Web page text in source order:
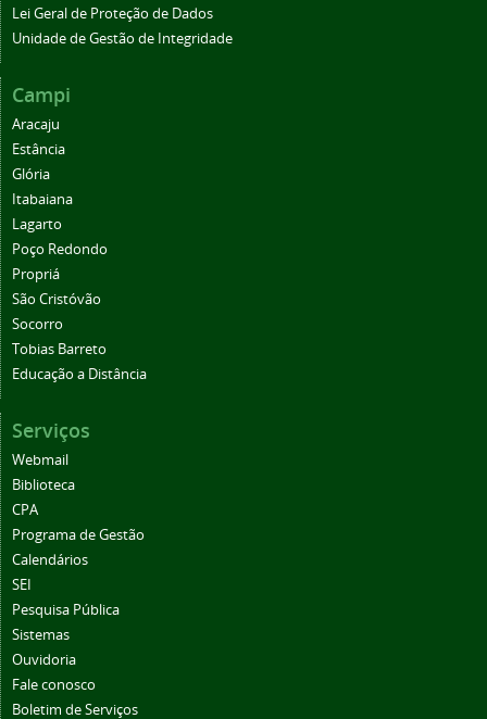
Lei Geral de Proteção de Dados
Unidade de Gestão de Integridade
Campi
Aracaju
Estância
Glória
Itabaiana
Lagarto
Poço Redondo
Propriá
São Cristóvão
Socorro
Tobias Barreto
Educação a Distância
Serviços
Webmail
Biblioteca
CPA
Programa de Gestão
Calendários
SEI
Pesquisa Pública
Sistemas
Ouvidoria
Fale conosco
Boletim de Serviços